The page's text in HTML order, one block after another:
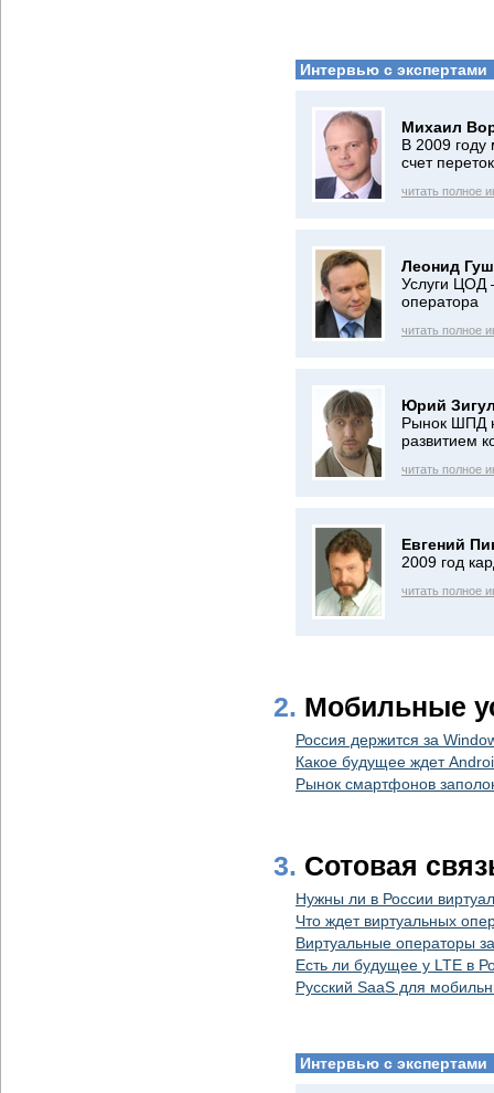
Интервью с экспертами
Михаил
В 2009 году
счет
читать полное
Леонид
Услуги ЦОД
оператора
читать полное
Юрий
Рынок ШПД
развитием
читать полное
Евгений
2009 год
читать полное
2. Мобильные
Россия держится за
Какое будущее ждет
Рынок смартфонов
3. Сотовая
Нужны ли в России
Что ждет виртуальных
Виртуальные операторы
Есть ли будущее у LTE в
Русский SaaS для
Интервью с экспертами